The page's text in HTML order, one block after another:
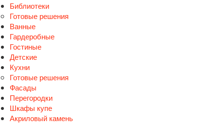
Библиотеки
Готовые решения
Ванные
Гардеробные
Гостиные
Детские
Кухни
Готовые решения
Фасады
Перегородки
Шкафы купе
Акриловый камень